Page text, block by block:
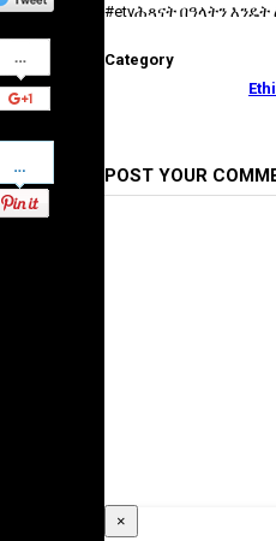
Share
on
Google+
Pinterest
#etvሕጻናት በዓላትን
Category
POST YOUR
×